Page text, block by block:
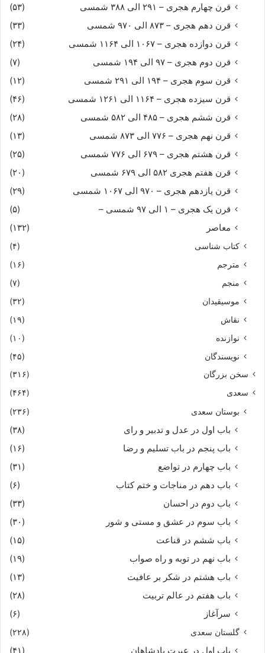
قرن چهارم هجری – ۲۹۱ الی ۳۸۸ شمسی
(۵۳)
قرن دهم هجری – ۸۷۳ الی ۹۷۰ شمسی
(۳۳)
قرن دوازده هجری – ۱۰۶۷ الی ۱۱۶۴ شمسی
(۲۴)
قرن دوم هجری – ۹۷ الی ۱۹۴ شمسی
(۷)
قرن سوم هجری – ۱۹۴ الی ۲۹۱ شمسی
(۱۲)
قرن سیزده هجری – ۱۱۶۴ الی ۱۲۶۱ شمسی
(۴۶)
قرن ششم هجری – ۴۸۵ الی ۵۸۲ شمسی
(۲۸)
قرن نهم هجری – ۷۷۶ الی ۸۷۳ شمسی
(۱۳)
قرن هشتم هجری – ۶۷۹ الی ۷۷۶ شمسی
(۲۵)
قرن هفتم هجری ۵۸۲ الی ۶۷۹ شمسی
(۲۰)
قرن یازدهم هجری – ۹۷۰ الی ۱۰۶۷ شمسی
(۲۹)
قرن یک هجری – ۱ الی ۹۷ شمسی –
(۵)
معاصر
(۱۳۲)
کتاب شناسی
(۴)
مترجم
(۱۶)
منجم
(۷)
موسیقیدان
(۳۲)
نقاش
(۱۹)
نوازنده
(۱۰)
نویسندگان
(۴۵)
سخن بزرگان
(۳۱۶)
سعدی
(۴۶۴)
بوستان سعدی (۲۳۶)
باب اول در عدل و تدبیر و رای
(۳۸)
باب پنجم در باب تسلیم و رضا
(۱۶)
باب چهارم در تواضع
(۳۱)
باب دهم در مناجات و ختم کتاب
(۶)
باب دوم در احسان
(۳۳)
باب سوم در عشق و مستی و شور
(۳۰)
باب ششم در قناعت
(۱۵)
باب نهم در توبه و راه صواب
(۱۹)
باب هشتم در شکر بر عافیت
(۱۳)
باب هفتم در عالم تربیت
(۲۸)
سرآغاز
(۶)
گلستان سعدی (۲۲۸)
باب اول در عبرت پادشاهان (۴۱)